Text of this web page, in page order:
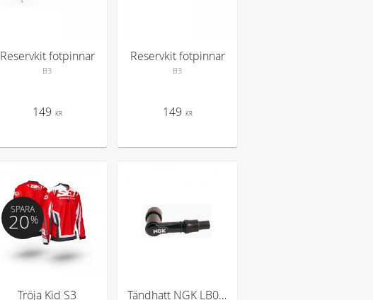
Reservkit fotpinnar
B3
149 KR
Reservkit fotpinnar
B3
149 KR
Tröja Kid S3
SPARA
20%
Tändhatt NGK LB05E